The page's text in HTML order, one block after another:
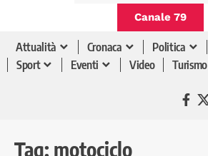
Canale 79
Attualità Cronaca Politica
Sport
Eventi Video Turismo
Tag: motociclo